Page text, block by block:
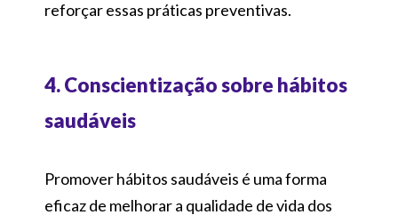
reforçar essas práticas preventivas.
4. Conscientização sobre hábitos
saudáveis
Promover hábitos saudáveis é uma forma
eficaz de melhorar a qualidade de vida dos